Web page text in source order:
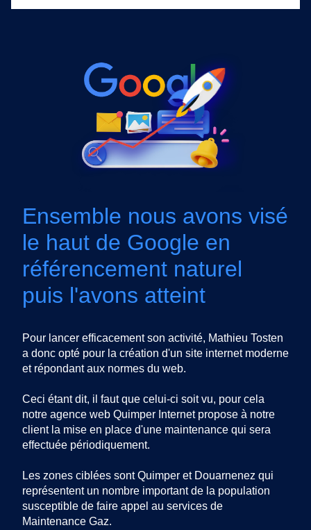
Ensemble nous avons visé
le haut de Google en
référencement naturel
puis l'avons atteint
Pour lancer efficacement son activité, Mathieu Tosten
a donc opté pour la création d'un site internet moderne
et répondant aux normes du web.
Ceci étant dit, il faut que celui-ci soit vu, pour cela
notre agence web Quimper Internet propose à notre
client la mise en place d'une maintenance qui sera
effectuée périodiquement.
Les zones ciblées sont Quimper et Douarnenez qui
représentent un nombre important de la population
susceptible de faire appel au services de
Maintenance Gaz.